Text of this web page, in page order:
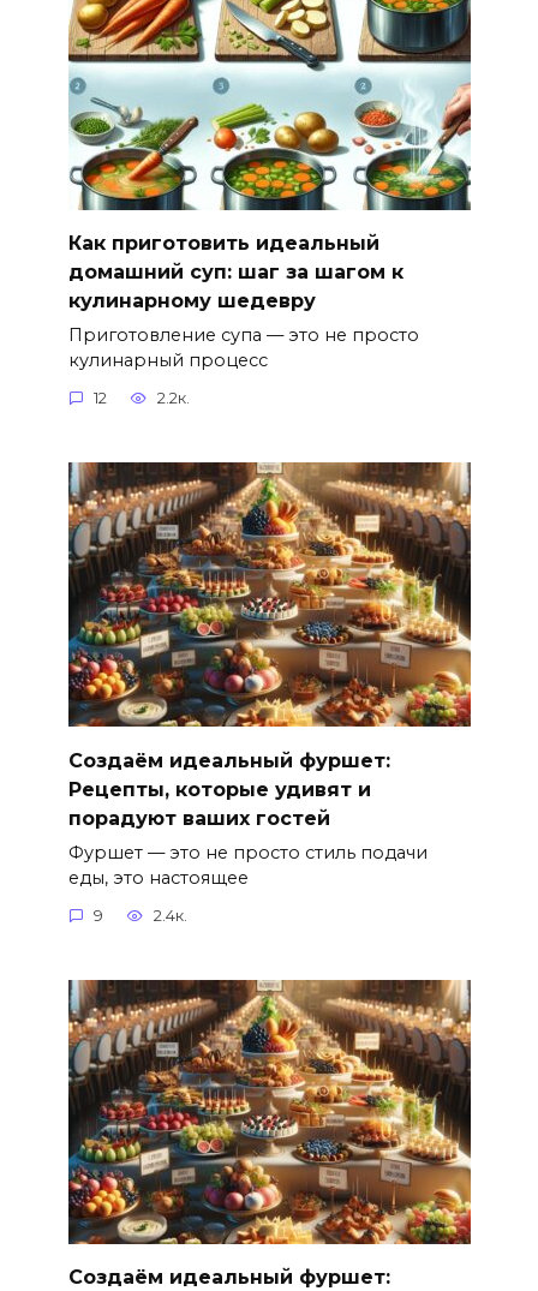
Как приготовить идеальный
домашний суп: шаг за шагом к
кулинарному шедевру
Приготовление супа — это не просто
кулинарный процесс
12 2.2к.
Создаём идеальный фуршет:
Рецепты, которые удивят и
порадуют ваших гостей
Фуршет — это не просто стиль подачи
еды, это настоящее
9 2.4к.
Создаём идеальный фуршет: